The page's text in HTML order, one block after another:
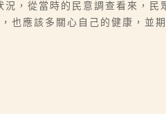
，從當時的民意調查看來，民
也應該多關心自己的健康，並期